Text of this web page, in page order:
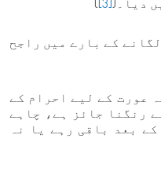
دیا۔([3]
)
کے بارے میں راجح
عورت کے لیے احرام کے
رنگنا جائز ہے، چاہے
بعد باقی رہے یا نہ